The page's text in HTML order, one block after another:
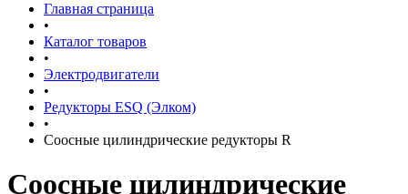
Главная страница
•
Каталог товаров
•
Электродвигатели
•
Редукторы ESQ (Элком)
•
Соосные цилиндрические редукторы R
Соосные цилиндрические